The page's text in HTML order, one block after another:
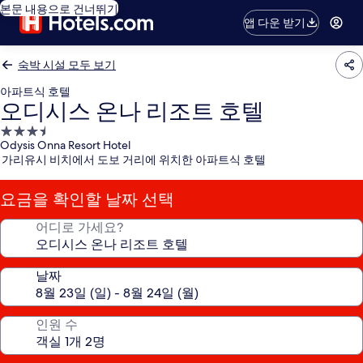
본문 내용으로 건너뛰기
앱 다운 받기
숙박 시설 모두 보기
아파트식 호텔
오디시스 온나 리조트 호텔
3.5
성
급
숙
박
시
Odysis Onna Resort Hotel
가리유시 비치에서 도보 거리에 위치한 아파트식 호텔
요금을 확인할 날짜 선택
어디로 가세요?
날짜
인원 수